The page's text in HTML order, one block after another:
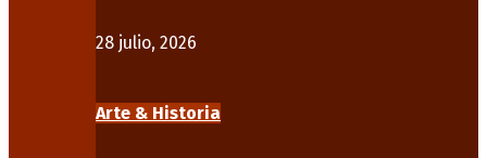
28 julio, 2026
Arte & Historia